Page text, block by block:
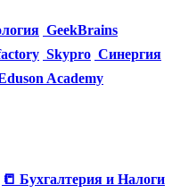
GeekBrains
Skypro Синергия
Academy
📒 Бухгалтерия и Налоги